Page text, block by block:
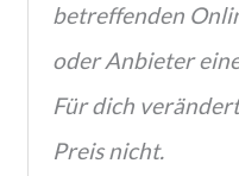
betreffenden
oder Anbieter
Für dich
Preis nicht.